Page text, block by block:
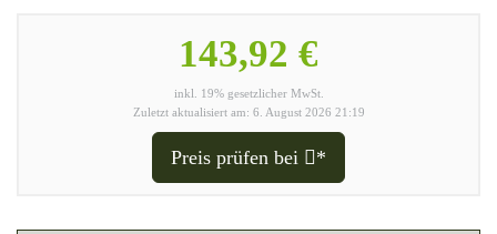
143,92 €
inkl. 19% gesetzlicher MwSt.
Zuletzt aktualisiert am: 6. August 2026 21:19
Preis prüfen bei *